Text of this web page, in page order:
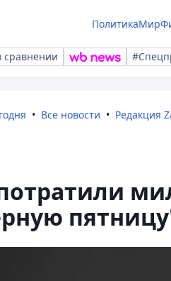
ПолитикаМир
сравнении
Все новости Редакция